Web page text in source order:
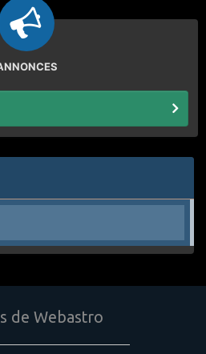
de Webastro